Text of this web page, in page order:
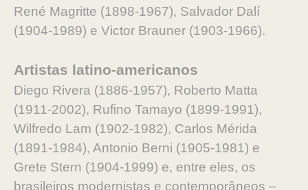
René Magritte (1898-1967), Salvador Dalí
(1904-1989) e Victor Brauner (1903-1966).
Artistas latino-americanos
Diego Rivera (1886-1957), Roberto Matta
(1911-2002), Rufino Tamayo (1899-1991),
Wilfredo Lam (1902-1982), Carlos Mérida
(1891-1984), Antonio Berni (1905-1981) e
Grete Stern (1904-1999) e, entre eles, os
brasileiros modernistas e contemporâneos –